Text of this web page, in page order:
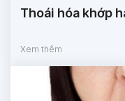
Thoái hóa khớp
Xem thêm